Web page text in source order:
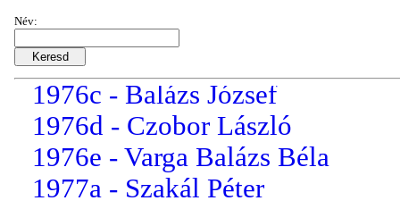
Név:1976a - Krasznai Ferenc
1976b - Dancs Lászlóné
1976c - Balázs József
1976d - Czobor László
1976e - Varga Balázs Béla
1977a - Szakál Péter